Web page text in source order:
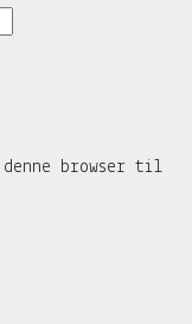
denne browser til